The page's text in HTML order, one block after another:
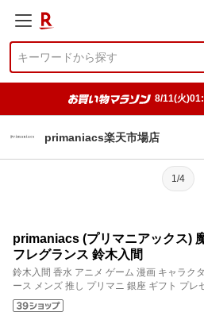
8/11(火
primaniacs楽天市場店
1/4
primaniacs (プリマニアックス)
フレグランス 鈴木入間
鈴木入間 香水 アニメ ゲーム 漫画 キャラク
ース メンズ 推し プリマニ 銀座 ギフト プレ